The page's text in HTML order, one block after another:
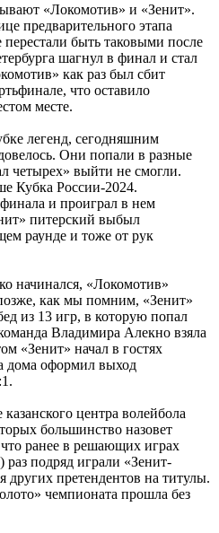
«Локомотив» и «Зенит».
предварительного этапа
быть таковыми после
шагнул в финал и стал
как раз был сбит
что оставило
месте.
легенд, сегодняшним
Они попали в разные
четырех» выйти не смогли.
Кубка России-2024.
и проиграл в нем
питерский выбыл
раунде и тоже от рук
начинался, «Локомотив»
как мы помним, «Зенит»
из 13 игр, в которую попал
Владимира Алекно взяла
«Зенит» начал в гостях
дома оформил выход
центра волейбола
большинство назовет
ранее в решающих играх
подряд играли «Зенит-
других претендентов на титулы.
чемпионата прошла без